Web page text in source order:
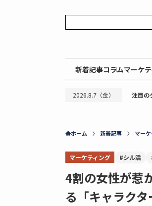
新着記事コラムマーケ
2026.8.7（金） 注目の
ホーム 新着記事 マー
マーケティング #シル活
4割の女性が惹
る「キャラクタ